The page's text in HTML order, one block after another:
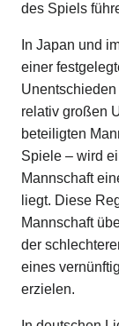
des Spiels
In Japan und
einer
relativ großen
beteiligten
Spiele – wird
Mannschaft
liegt. Diese
Mannschaft
der
eines
erzielen.